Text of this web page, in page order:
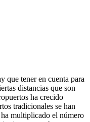
que tener en cuenta para
distancias que son
ha crecido
tradicionales se han
multiplicado el número